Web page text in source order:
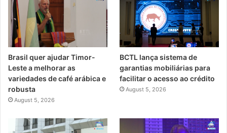
Brasil quer ajudar Timor-
Leste a melhorar as
variedades de café arábica e
robusta
August 5, 2026
BCTL lança sistema de
garantias mobiliárias para
facilitar o acesso ao crédito
August 5, 2026